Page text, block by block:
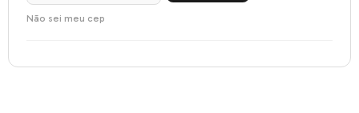
Não sei meu cep